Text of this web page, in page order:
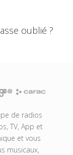
oublié ?
de radios
TV, App et
et vous
musicaux,